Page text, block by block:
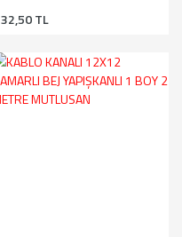
32,50 TL